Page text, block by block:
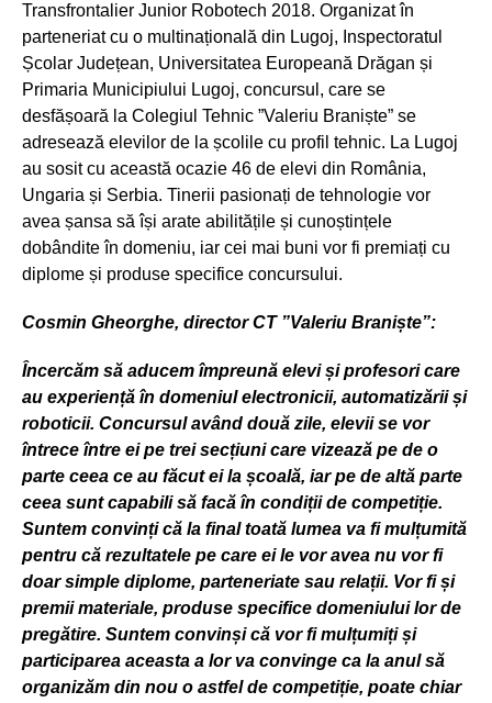
Transfrontalier Junior Robotech 2018. Organizat în
parteneriat cu o multinațională din Lugoj, Inspectoratul
Școlar Județean, Universitatea Europeană Drăgan și
Primaria Municipiului Lugoj, concursul, care se
desfășoară la Colegiul Tehnic ”Valeriu Braniște” se
adresează elevilor de la școlile cu profil tehnic. La Lugoj
au sosit cu această ocazie 46 de elevi din România,
Ungaria și Serbia. Tinerii pasionați de tehnologie vor
avea șansa să își arate abilitățile și cunoștințele
dobândite în domeniu, iar cei mai buni vor fi premiați cu
diplome și produse specifice concursului.
Cosmin Gheorghe, director CT ”Valeriu Braniște”:
Încercăm să aducem împreună elevi și profesori care
au experiență în domeniul electronicii, automatizării și
roboticii. Concursul având două zile, elevii se vor
întrece între ei pe trei secțiuni care vizează pe de o
parte ceea ce au făcut ei la școală, iar pe de altă parte
ceea sunt capabili să facă în condiții de competiție.
Suntem convinți că la final toată lumea va fi mulțumită
pentru că rezultatele pe care ei le vor avea nu vor fi
doar simple diplome, parteneriate sau relații. Vor fi și
premii materiale, produse specifice domeniului lor de
pregătire. Suntem convinși că vor fi mulțumiți și
participarea aceasta a lor va convinge ca la anul să
organizăm din nou o astfel de competiție, poate chiar